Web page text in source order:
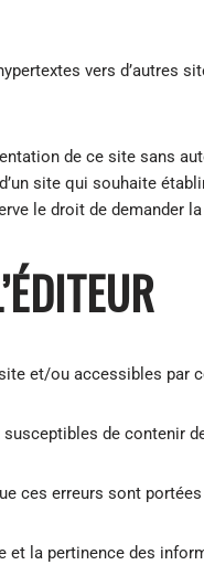
vers d’autres
de ce site sans
site qui souhaite
le droit de demander
et/ou accessibles par
de contenir
ces erreurs sont
et la pertinence des